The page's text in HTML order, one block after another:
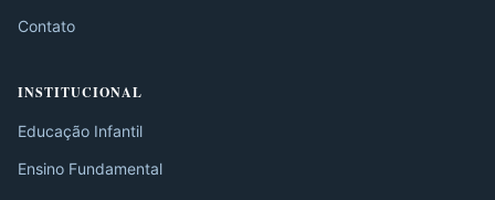
Contato
INSTITUCIONAL
Educação Infantil
Ensino Fundamental